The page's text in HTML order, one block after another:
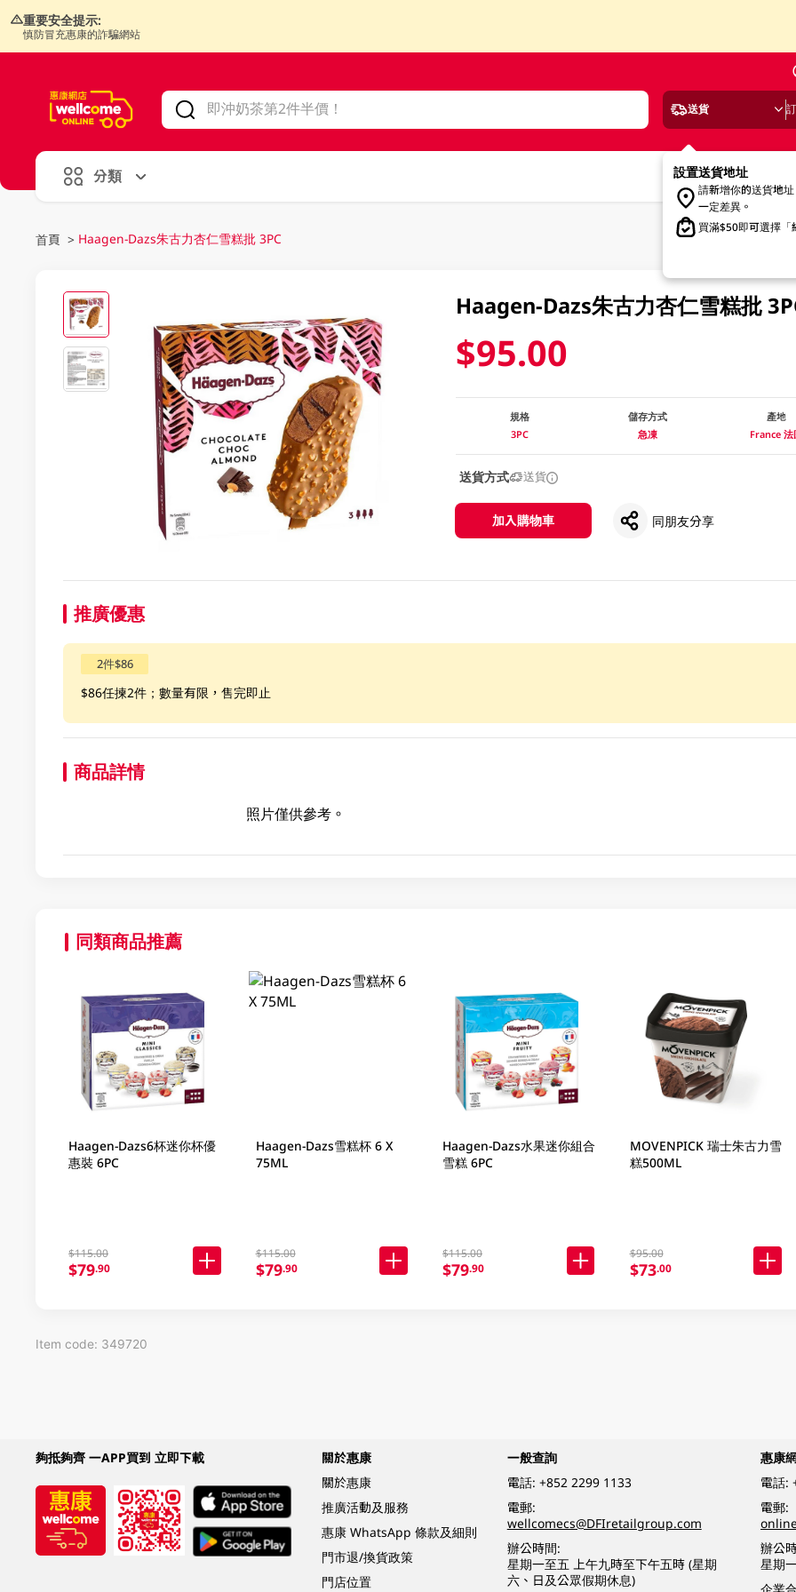
重要安全提示:
慎防冒充惠康的詐騙網站
送貨
設置送貨地址
請新增你的送貨地
一定差異。
買滿$50即可選擇「
分類
首頁 > Haagen-Dazs朱古力杏仁雪糕批 3PC
Haagen-Dazs朱古力杏仁雪糕批
$95.00
規格
3PC
儲存方式
急凍
產地
France 法
送貨方式 送貨
加入購物車 同朋友分享
推廣優惠
2件$86
$86任揀2件；數量有限，售完即止
商品詳情
照片僅供參考。
同類商品推薦
Haagen-Dazs6杯迷你杯優
惠裝 6PC
$115.00
$79.90
Haagen-Dazs雪糕杯 6 X
75ML
$115.00
$79.90
Haagen-Dazs水果迷你組合
雪糕 6PC
$115.00
$79.90
MOVENPICK 瑞士朱古力雪
糕500ML
$95.00
$73.00
Item code: 349720
夠抵夠齊 一APP買到 立即下載
關於惠康
關於惠康
推廣活動及服務
惠康 WhatsApp 條款及細則
門市退/換貨政策
門店位置
一般查詢
電話: +852 2299 1133
電郵:
wellcomecs@DFIretailgroup.com
辦公時間:
星期一至五 上午九時至下午五時 (星期
六、日及公眾假期休息)
惠康
電話:
電郵:
辦公
星期